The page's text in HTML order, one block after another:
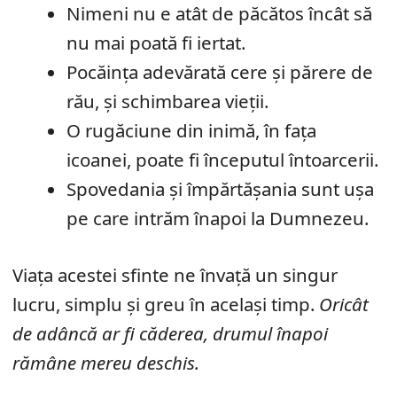
Nimeni nu e atât de păcătos încât să
nu mai poată fi iertat.
Pocăința adevărată cere și părere de
rău, și schimbarea vieții.
O rugăciune din inimă, în fața
icoanei, poate fi începutul întoarcerii.
Spovedania și împărtășania sunt ușa
pe care intrăm înapoi la Dumnezeu.
Viața acestei sfinte ne învață un singur
lucru, simplu și greu în același timp. Oricât
de adâncă ar fi căderea, drumul înapoi
rămâne mereu deschis.